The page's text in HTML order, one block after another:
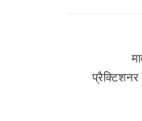
प्रैक्टिशनर